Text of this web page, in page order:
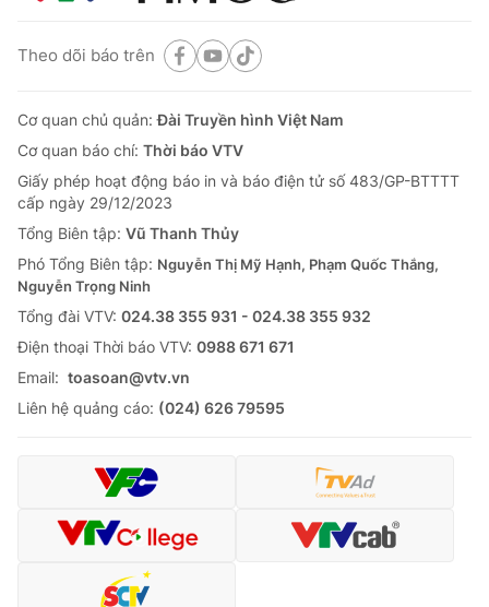
Theo dõi báo trên
Cơ quan chủ quản:Đài Truyền hình Việt Nam
Cơ quan báo chí: Thời báo VTV
Giấy phép hoạt động báo in và báo điện tử số 483/GP-BTTTT
cấp ngày 29/12/2023
Tổng Biên tập: Vũ Thanh Thủy
Phó Tổng Biên tập: Nguyễn Thị Mỹ Hạnh, Phạm Quốc Thắng,
Nguyễn Trọng Ninh
Tổng đài VTV: 024.38 355 931 - 024.38 355 932
Ðiện thoại Thời báo VTV: 0988 671 671
Email: toasoan@vtv.vn
Liên hệ quảng cáo: (024) 626 79595